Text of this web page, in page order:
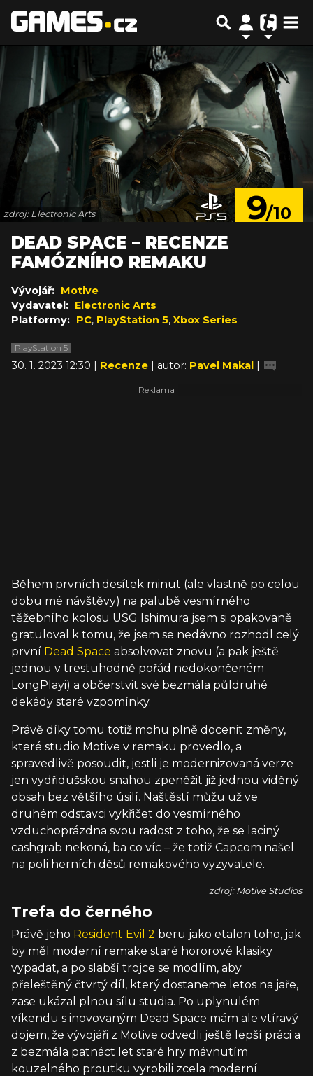
9/10
zdroj: Electronic Arts
DEAD SPACE –⁠ RECENZE
FAMÓZNÍHO REMAKU
Vývojář: Motive
Vydavatel: Electronic Arts
Platformy: PC, PlayStation 5, Xbox Series
PlayStation 5
30. 1. 2023 12:30 | Recenze | autor: Pavel Makal |
Během prvních desítek minut (ale vlastně po celou
dobu mé návštěvy) na palubě vesmírného
těžebního kolosu USG Ishimura jsem si opakovaně
gratuloval k tomu, že jsem se nedávno rozhodl celý
první Dead Space absolvovat znovu (a pak ještě
jednou v trestuhodně pořád nedokončeném
LongPlayi) a občerstvit své bezmála půldruhé
dekády staré vzpomínky.
Právě díky tomu totiž mohu plně docenit změny,
které studio Motive v remaku provedlo, a
spravedlivě posoudit, jestli je modernizovaná verze
jen vydřidušskou snahou zpeněžit již jednou viděný
obsah bez většího úsilí. Naštěstí můžu už ve
druhém odstavci vykřičet do vesmírného
vzduchoprázdna svou radost z toho, že se laciný
cashgrab nekoná, ba co víc – že totiž Capcom našel
na poli herních děsů remakového vyzyvatele.
zdroj: Motive Studios
Trefa do černého
Právě jeho Resident Evil 2 beru jako etalon toho, jak
by měl moderní remake staré hororové klasiky
vypadat, a po slabší trojce se modlím, aby
přeleštěný čtvrtý díl, který dostaneme letos na jaře,
zase ukázal plnou sílu studia. Po uplynulém
víkendu s inovovaným Dead Space mám ale vtíravý
dojem, že vývojáři z Motive odvedli ještě lepší práci a
z bezmála patnáct let staré hry mávnutím
kouzelného proutku vyrobili zcela moderní